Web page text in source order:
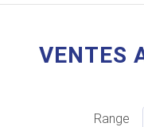
VENTES
Range